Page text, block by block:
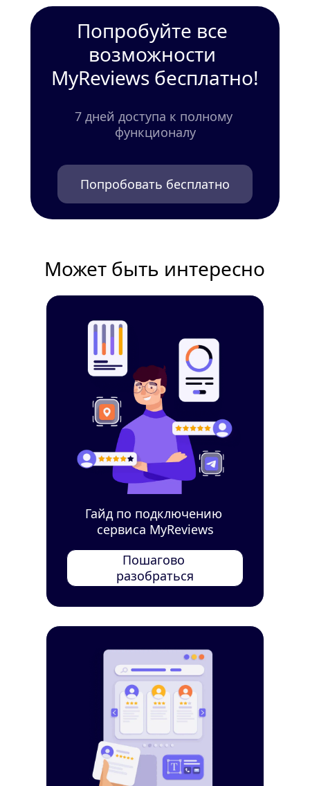
Попробуйте все
возможности
MyReviews бесплатно!
7 дней доступа к полному
функционалу
Попробовать бесплатно
Может быть интересно
Пошагово
разобраться
Гайд по подключению
сервиса MyReviews